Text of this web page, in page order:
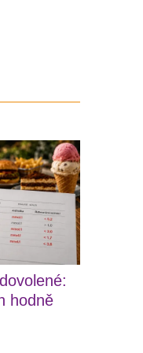
hodně